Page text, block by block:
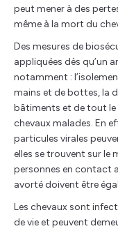
peut mener à des
même à la mort du
Des mesures de
appliquées dès qu’un
notamment :
mains et de bottes, la
bâtiments et de tout le
chevaux malades. En
particules virales
elles se trouvent sur le
personnes en contact
avorté doivent être
Les chevaux sont
de vie et peuvent